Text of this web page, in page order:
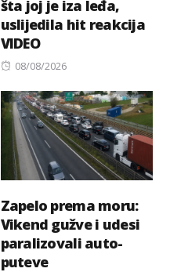
šta joj je iza leđa,
uslijedila hit reakcija
VIDEO
Posted
08/08/2026
Zapelo prema moru:
Vikend gužve i udesi
paralizovali auto-
puteve